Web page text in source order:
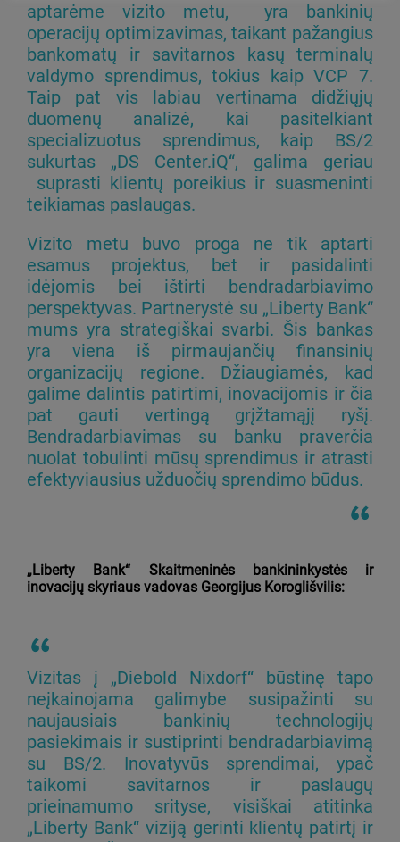
aptarėme vizito metu, yra bankinių
operacijų optimizavimas, taikant pažangius
bankomatų ir savitarnos kasų terminalų
valdymo sprendimus, tokius kaip VCP 7.
Taip pat vis labiau vertinama didžiųjų
duomenų analizė, kai pasitelkiant
specializuotus sprendimus, kaip BS/2
sukurtas „DS Center.iQ“, galima geriau
suprasti klientų poreikius ir suasmeninti
teikiamas paslaugas.
Vizito metu buvo proga ne tik aptarti
esamus projektus, bet ir pasidalinti
idėjomis bei ištirti bendradarbiavimo
perspektyvas. Partnerystė su „Liberty Bank“
mums yra strategiškai svarbi. Šis bankas
yra viena iš pirmaujančių finansinių
organizacijų regione. Džiaugiamės, kad
galime dalintis patirtimi, inovacijomis ir čia
pat gauti vertingą grįžtamąjį ryšį.
Bendradarbiavimas su banku praverčia
nuolat tobulinti mūsų sprendimus ir atrasti
efektyviausius užduočių sprendimo būdus.
„Liberty Bank“ Skaitmeninės bankininkystės ir
inovacijų skyriaus vadovas Georgijus Koroglišvilis:
Vizitas į „Diebold Nixdorf“ būstinę tapo
neįkainojama galimybe susipažinti su
naujausiais bankinių technologijų
pasiekimais ir sustiprinti bendradarbiavimą
su BS/2. Inovatyvūs sprendimai, ypač
taikomi savitarnos ir paslaugų
prieinamumo srityse, visiškai atitinka
„Liberty Bank“ viziją gerinti klientų patirtį ir